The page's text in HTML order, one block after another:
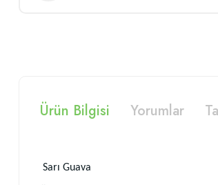
Ürün Bilgisi Yorumlar
Sarı Guava